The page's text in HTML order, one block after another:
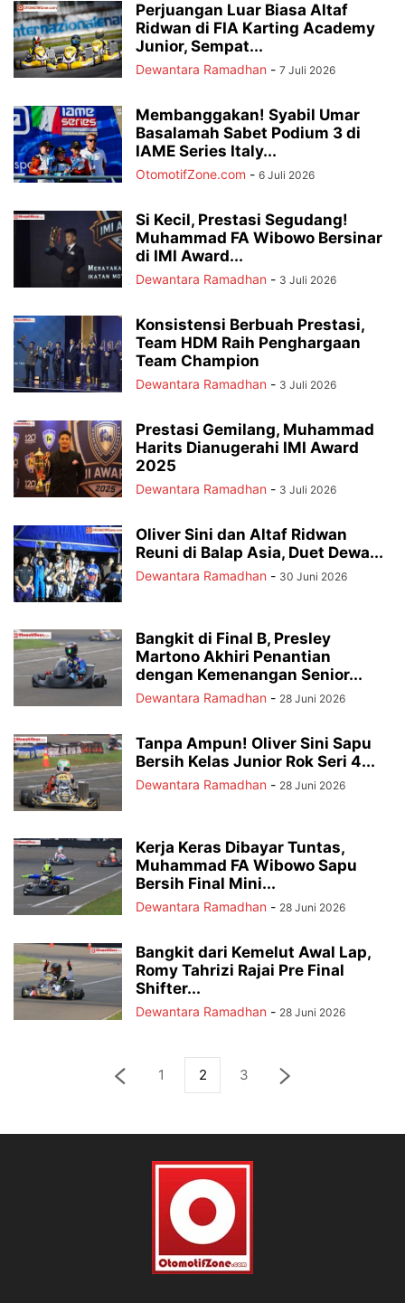
Perjuangan Luar Biasa Altaf
Ridwan di FIA Karting Academy
Junior, Sempat...
Dewantara Ramadhan - 7 Juli 2026
Membanggakan! Syabil Umar
Basalamah Sabet Podium 3 di
IAME Series Italy...
OtomotifZone.com - 6 Juli 2026
Si Kecil, Prestasi Segudang!
Muhammad FA Wibowo Bersinar
di IMI Award...
Dewantara Ramadhan - 3 Juli 2026
Konsistensi Berbuah Prestasi,
Team HDM Raih Penghargaan
Team Champion
Dewantara Ramadhan - 3 Juli 2026
Prestasi Gemilang, Muhammad
Harits Dianugerahi IMI Award
2025
Dewantara Ramadhan - 3 Juli 2026
Oliver Sini dan Altaf Ridwan
Reuni di Balap Asia, Duet Dewa...
Dewantara Ramadhan - 30 Juni 2026
Bangkit di Final B, Presley
Martono Akhiri Penantian
dengan Kemenangan Senior...
Dewantara Ramadhan - 28 Juni 2026
Tanpa Ampun! Oliver Sini Sapu
Bersih Kelas Junior Rok Seri 4...
Dewantara Ramadhan - 28 Juni 2026
Kerja Keras Dibayar Tuntas,
Muhammad FA Wibowo Sapu
Bersih Final Mini...
Dewantara Ramadhan - 28 Juni 2026
Bangkit dari Kemelut Awal Lap,
Romy Tahrizi Rajai Pre Final
Shifter...
Dewantara Ramadhan - 28 Juni 2026
1 2 3